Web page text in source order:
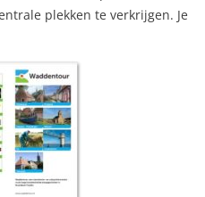
plekken te verkrijgen. Je